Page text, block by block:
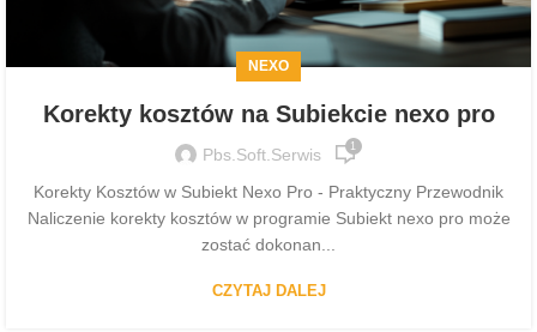
NEXO
Korekty kosztów na Subiekcie nexo pro
Pbs.soft.serwis 1
Korekty Kosztów w Subiekt Nexo Pro - Praktyczny Przewodnik
Naliczenie korekty kosztów w programie Subiekt nexo pro może
zostać dokonan...
CZYTAJ DALEJ